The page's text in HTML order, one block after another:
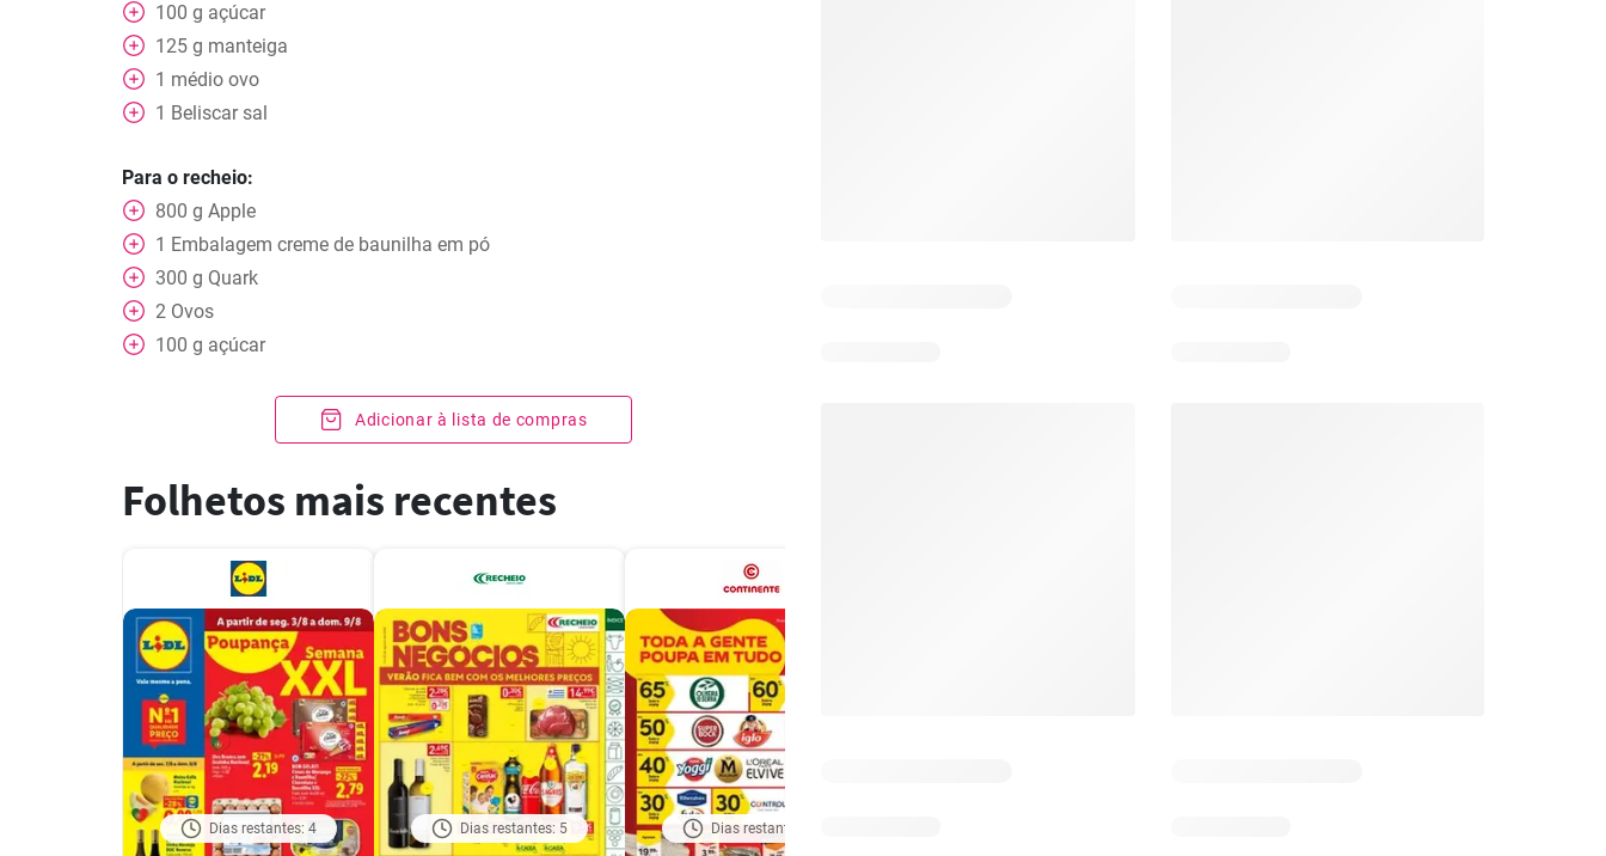
100 g açúcar
125 g manteiga
1 médio ovo
1 Beliscar sal
Para o recheio:
800 g Apple
1 Embalagem creme de baunilha em pó
300 g Quark
2 Ovos
100 g açúcar
Adicionar à lista de compras
Folhetos mais recentes
Dias restantes: 4 Dias restantes: 5 Dias restantes: 5